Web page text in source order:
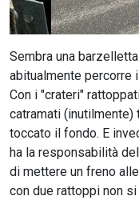
Sembra una
abitualmente percorre il
Con i "crateri"
catramati
toccato il fondo. E
ha la responsabilità
di mettere un freno
con due rattoppi non